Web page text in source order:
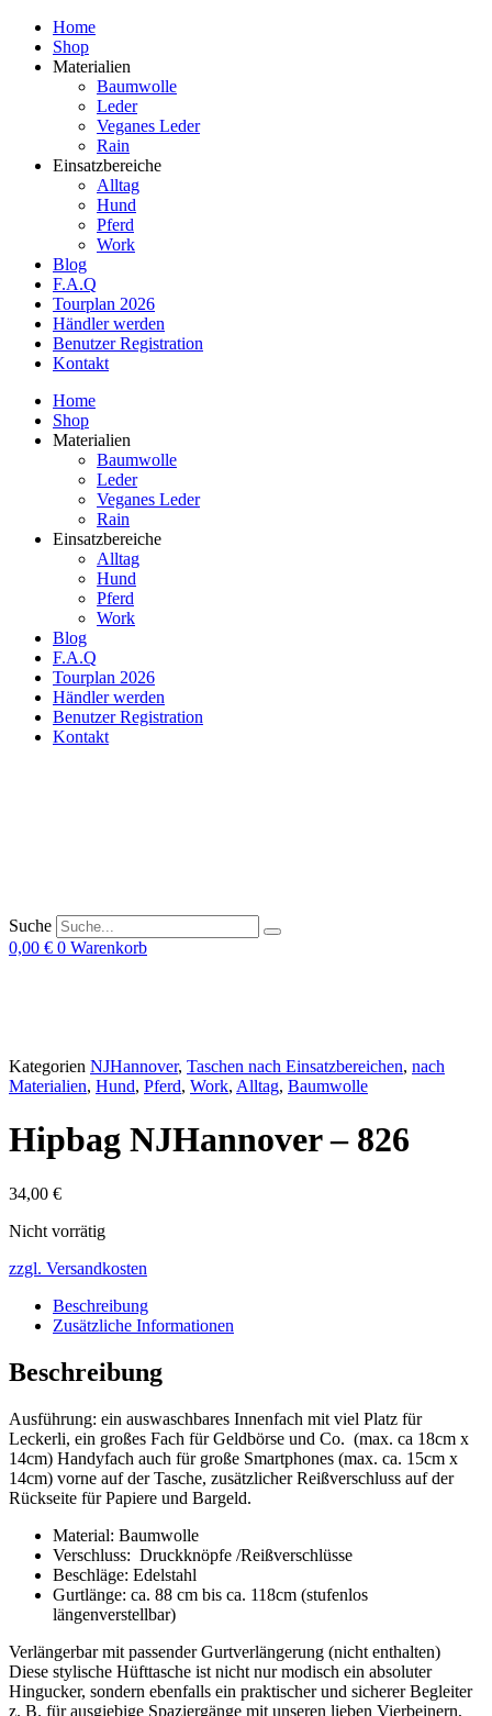
Home
Shop
Materialien
Baumwolle
Leder
Veganes Leder
Rain
Einsatzbereiche
Alltag
Hund
Pferd
Work
Blog
F.A.Q
Tourplan 2026
Händler werden
Benutzer Registration
Kontakt
Home
Shop
Materialien
Baumwolle
Leder
Veganes Leder
Rain
Einsatzbereiche
Alltag
Hund
Pferd
Work
Blog
F.A.Q
Tourplan 2026
Händler werden
Benutzer Registration
Kontakt
Suche
0,00 € 0 Warenkorb
Kategorien NJHannover, Taschen nach Einsatzbereichen, nach
Materialien, Hund, Pferd, Work, Alltag, Baumwolle
Hipbag NJHannover – 826
34,00 €
Nicht vorrätig
zzgl. Versandkosten
Beschreibung
Zusätzliche Informationen
Beschreibung
Ausführung: ein auswaschbares Innenfach mit viel Platz für
Leckerli, ein großes Fach für Geldbörse und Co. (max. ca 18cm x
14cm) Handyfach auch für große Smartphones (max. ca. 15cm x
14cm) vorne auf der Tasche, zusätzlicher Reißverschluss auf der
Rückseite für Papiere und Bargeld.
Material: Baumwolle
Verschluss: Druckknöpfe /Reißverschlüsse
Beschläge: Edelstahl
Gurtlänge: ca. 88 cm bis ca. 118cm (stufenlos
längenverstellbar)
Verlängerbar mit passender Gurtverlängerung (nicht enthalten)
Diese stylische Hüfttasche ist nicht nur modisch ein absoluter
Hingucker, sondern ebenfalls ein praktischer und sicherer Begleiter
z. B. für ausgiebige Spaziergänge mit unseren lieben Vierbeinern,